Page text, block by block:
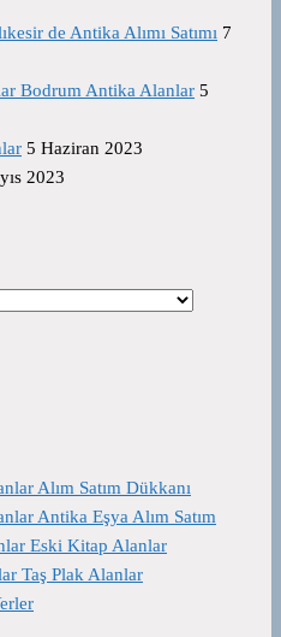
de Antika Alımı Satımı 7
Bodrum Antika Alanlar 5
5 Haziran 2023
2023
Alım Satım Dükkanı
Antika Eşya Alım Satım
Eski Kitap Alanlar
Taş Plak Alanlar